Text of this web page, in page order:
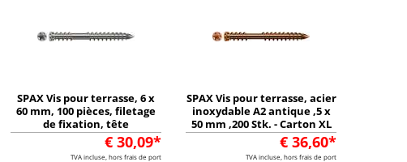
SPAX Vis pour terrasse, 6 x
60 mm, 100 pièces, filetage
de fixation, tête
cylindrique, T-STAR plus T25
- 0538000600603€ 30,09*
TVA incluse, hors frais de port
SPAX Vis pour terrasse, acier
inoxydable A2 antique ,5 x
50 mm ,200 Stk. - Carton XL
€ 36,60*
TVA incluse, hors frais de port